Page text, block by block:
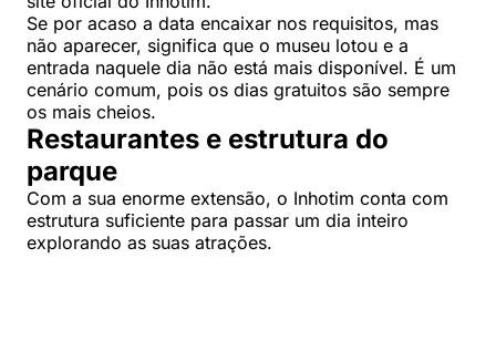
Se por acaso a data encaixar nos requisitos, mas
não aparecer, significa que o museu lotou e a
entrada naquele dia não está mais disponível. É um
cenário comum, pois os dias gratuitos são sempre
os mais cheios.
Restaurantes e estrutura do
parque
Com a sua enorme extensão, o Inhotim conta com
estrutura suficiente para passar um dia inteiro
explorando as suas atrações.